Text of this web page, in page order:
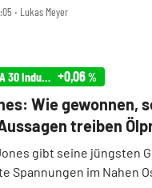
‧ Lukas Meyer
ist tief gespalten: Drei
Infront USA 30 Industrial +0,06%
Wie gewonnen,
treiben
gibt seine jüngsten
Spannungen im Nahen